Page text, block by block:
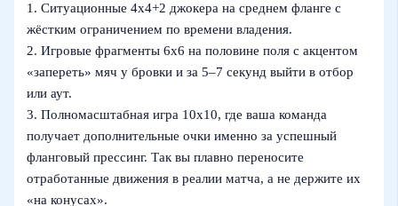
1. Ситуационные 4х4+2 джокера на среднем фланге с
жёстким ограничением по времени владения.
2. Игровые фрагменты 6х6 на половине поля с акцентом
«запереть» мяч у бровки и за 5–7 секунд выйти в отбор
или аут.
3. Полномасштабная игра 10х10, где ваша команда
получает дополнительные очки именно за успешный
фланговый прессинг. Так вы плавно переносите
отработанные движения в реалии матча, а не держите их
«на конусах».